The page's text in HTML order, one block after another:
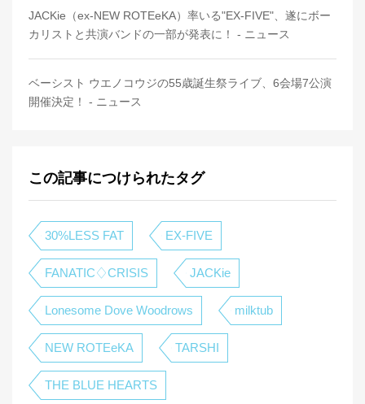
JACKie（ex-NEW ROTEeKA）率いる"EX-FIVE"、遂にボー
カリストと共演バンドの一部が発表に！ - ニュース
ベーシスト ウエノコウジの55歳誕生祭ライブ、6会場7公演
開催決定！ - ニュース
この記事につけられたタグ
30%LESS FAT EX-FIVE
FANATIC♢CRISIS JACKie
Lonesome Dove Woodrows milktub
NEW ROTEeKA TARSHI
THE BLUE HEARTS